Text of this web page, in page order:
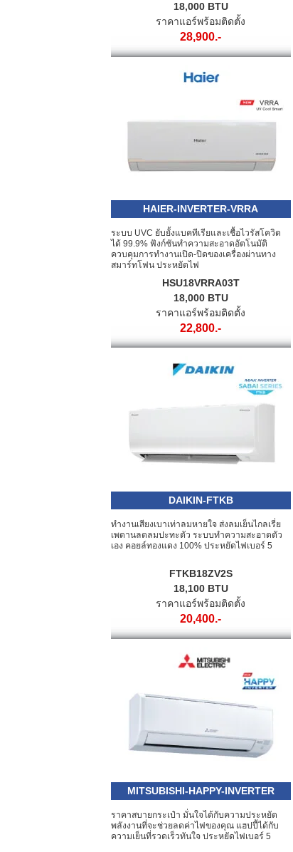
18,000 BTU
ราคาแอร์พร้อมติดตั้ง
28,900.-
HAIER-INVERTER-VRRA
ระบบ UVC ยับยั้งแบคทีเรียและเชื้อไวรัสโควิด
ได้ 99.9% ฟังก์ชันทำความสะอาดอัตโนมัติ
ควบคุมการทำงานเปิด-ปิดของเครื่องผ่านทาง
สมาร์ทโฟน ประหยัดไฟ
HSU18VRRA03T
18,000 BTU
ราคาแอร์พร้อมติดตั้ง
22,800.-
DAIKIN-FTKB
ทำงานเสียงเบาเท่าลมหายใจ ส่งลมเย็นไกลเรี่ย
เพดานลดลมปะทะตัว ระบบทำความสะอาดตัว
เอง คอยล์ทองแดง 100% ประหยัดไฟเบอร์ 5
FTKB18ZV2S
18,100 BTU
ราคาแอร์พร้อมติดตั้ง
20,400.-
MITSUBISHI-HAPPY-INVERTER
ราคาสบายกระเป๋า มั่นใจได้กับความประหยัด
พลังงานที่จะช่วยลดค่าไฟของคุณ แฮปปี้ได้กับ
ความเย็นที่รวดเร็วทันใจ ประหยัดไฟเบอร์ 5